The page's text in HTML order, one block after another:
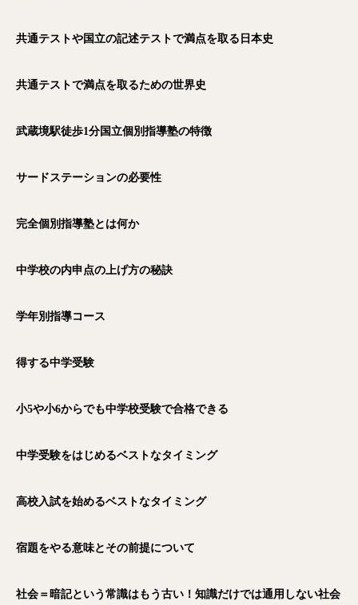
共通テストや国立の記述テストで満点を取る日本史
共通テストで満点を取るための世界史
武蔵境駅徒歩1 分国立個別指導塾の特徴
サードステーションの必要性
完全個別指導塾とは何か
中学校の内申点の上げ方の秘訣
学年別指導コース
得する中学受験
小5や小6からでも中学校受験で合格できる
中学受験をはじめるベストなタイミング
高校入試を始めるベストなタイミング
宿題をやる意味とその前提について
社会＝暗記という常識はもう古い！知識だけでは通用しない社会
電話 メール Zoom